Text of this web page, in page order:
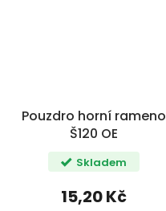
Pouzdro horní rameno
Š120 OE
Skladem
15,20 Kč